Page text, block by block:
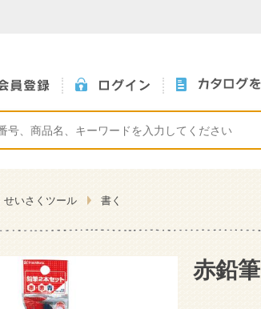
せいさくツール 書く
赤鉛